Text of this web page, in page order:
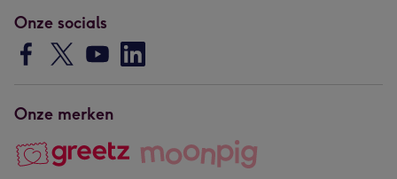
Onze socials
Onze merken